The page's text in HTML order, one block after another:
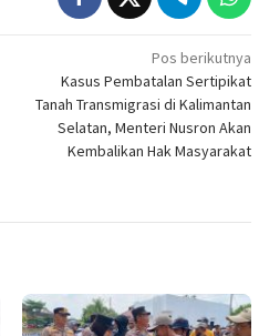
Pos berikutnya
Kasus Pembatalan Sertipikat
Tanah Transmigrasi di Kalimantan
Selatan, Menteri Nusron Akan
Kembalikan Hak Masyarakat